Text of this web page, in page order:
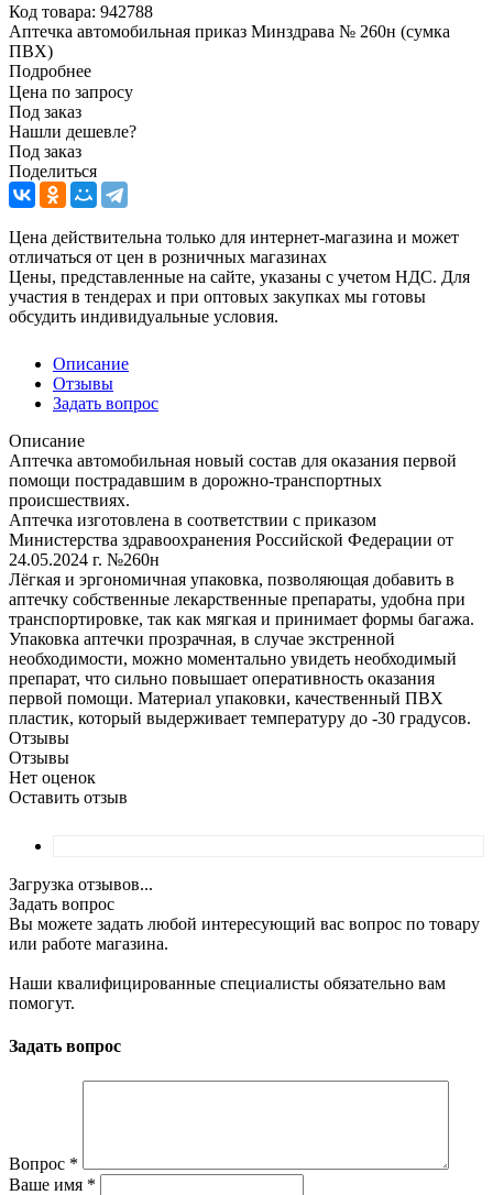
Код товара: 942788
Аптечка автомобильная приказ Минздрава № 260н (сумка
ПВХ)
Подробнее
Цена по запросу
Под заказ
Нашли дешевле?
Под заказ
Поделиться
Цена действительна только для интернет-магазина и может
отличаться от цен в розничных магазинах
Цены, представленные на сайте, указаны с учетом НДС. Для
участия в тендерах и при оптовых закупках мы готовы
обсудить индивидуальные условия.
Описание
Отзывы
Задать вопрос
Описание
Аптечка автомобильная новый состав для оказания первой
помощи пострадавшим в дорожно-транспортных
происшествиях.
Аптечка изготовлена в соответствии с приказом
Министерства здравоохранения Российской Федерации от
24.05.2024 г. №260н
Лёгкая и эргономичная упаковка, позволяющая добавить в
аптечку собственные лекарственные препараты, удобна при
транспортировке, так как мягкая и принимает формы багажа.
Упаковка аптечки прозрачная, в случае экстренной
необходимости, можно моментально увидеть необходимый
препарат, что сильно повышает оперативность оказания
первой помощи. Материал упаковки, качественный ПВХ
пластик, который выдерживает температуру до -30 градусов.
Отзывы
Отзывы
Нет оценок
Оставить отзыв
Загрузка отзывов...
Задать вопрос
Вы можете задать любой интересующий вас вопрос по товару
или работе магазина.
Наши квалифицированные специалисты обязательно вам
помогут.
Задать вопрос
Вопрос *
Ваше имя *